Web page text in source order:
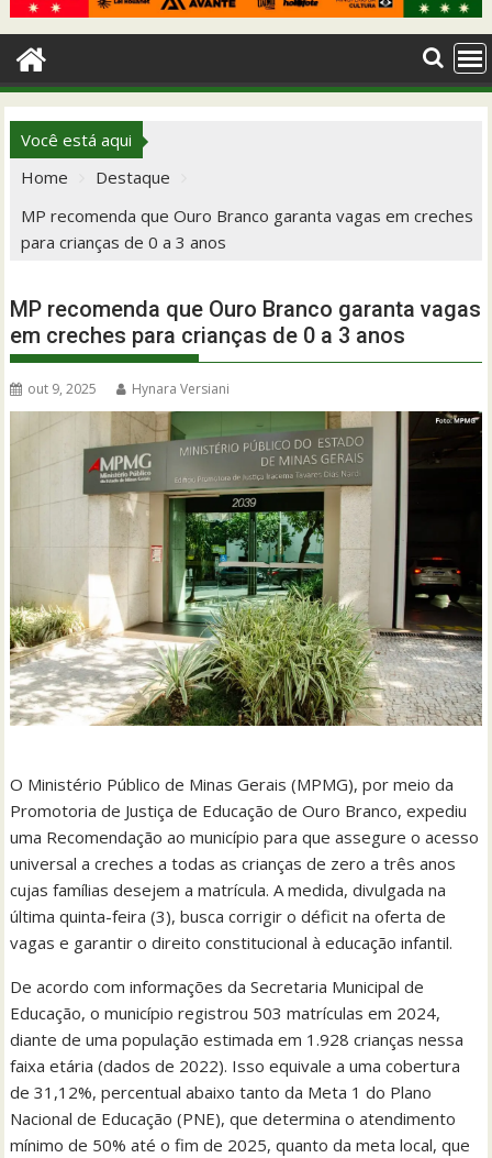
Você está aqui
Home
Destaque
MP recomenda que Ouro Branco garanta vagas em creches
para crianças de 0 a 3 anos
MP recomenda que Ouro Branco garanta vagas
em creches para crianças de 0 a 3 anos
out 9, 2025 Hynara Versiani
O Ministério Público de Minas Gerais (MPMG), por meio da
Promotoria de Justiça de Educação de Ouro Branco, expediu
uma Recomendação ao município para que assegure o acesso
universal a creches a todas as crianças de zero a três anos
cujas famílias desejem a matrícula. A medida, divulgada na
última quinta-feira (3), busca corrigir o déficit na oferta de
vagas e garantir o direito constitucional à educação infantil.
De acordo com informações da Secretaria Municipal de
Educação, o município registrou 503 matrículas em 2024,
diante de uma população estimada em 1.928 crianças nessa
faixa etária (dados de 2022). Isso equivale a uma cobertura
de 31,12%, percentual abaixo tanto da Meta 1 do Plano
Nacional de Educação (PNE), que determina o atendimento
mínimo de 50% até o fim de 2025, quanto da meta local, que